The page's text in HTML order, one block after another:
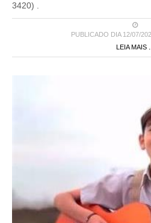
3420) .
PUBLICADO DIA 12/07/
LEIA MAIS ...